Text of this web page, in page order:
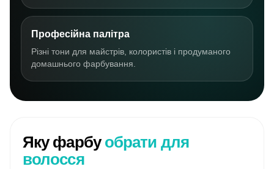
Професійна палітра
Різні тони для майстрів, колористів і продуманого
домашнього фарбування.
Яку фарбуобрати для
волосся